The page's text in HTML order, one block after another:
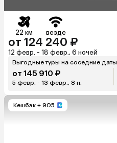
22 км везде
от 124 240 ₽
12 февр. - 18 февр., 6 ночей
Выгодные туры на соседние даты
от 145 910 ₽
5 февр. - 13 февр., 8 н.
Кешбэк + 905